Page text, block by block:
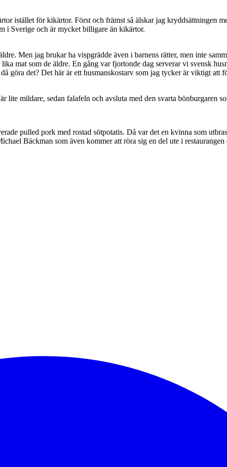
istället för kikärtor. Först och främst så älskar jag kryddsättningen
i Sverige och är mycket billigare än kikärtor.
Men jag brukar ha vispgrädde även i barnens rätter, men inte
mat som de äldre. En gång var fjortonde dag serverar vi svensk
det? Det här är ett husmanskostarv som jag tycker är viktigt att
mildare, sedan falafeln och avsluta med den svarta bönburgaren
pulled pork med rostad sötpotatis. Då var det en kvinna som
Bäckman som även kommer att röra sig en del ute i restaurangen